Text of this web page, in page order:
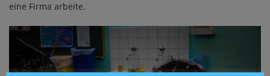
eine Firma arbeite.